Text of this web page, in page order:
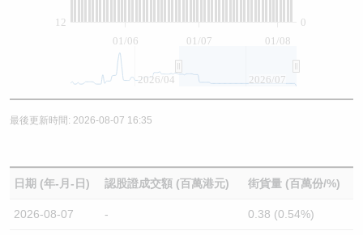
01/07
01/06 01/08
0
12
2026/04 2026/07
最後更新時間: 2026-08-07 16:35
日期 (年-月-日) 認股證成交額 (百萬港元) 街貨量 (百萬份/%)
2026-08-07 - 0.38 (0.54%)